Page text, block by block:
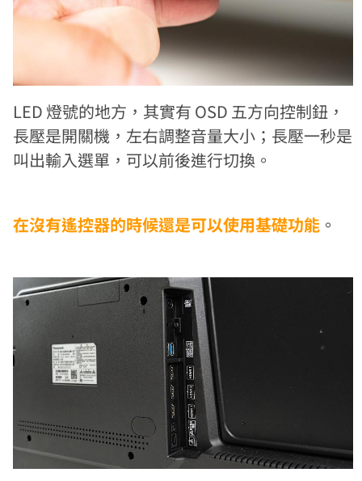
LED 燈號的地方，其實有 OSD 五方向控制鈕，
長壓是開關機，左右調整音量大小；長壓一秒是
叫出輸入選單，可以前後進行切換。
在沒有遙控器的時候還是可以使用基礎功能 。